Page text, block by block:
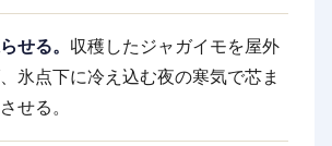
せる。 収穫したジャガイモを屋外
氷点下に冷え込む夜の寒気で芯ま
せる。